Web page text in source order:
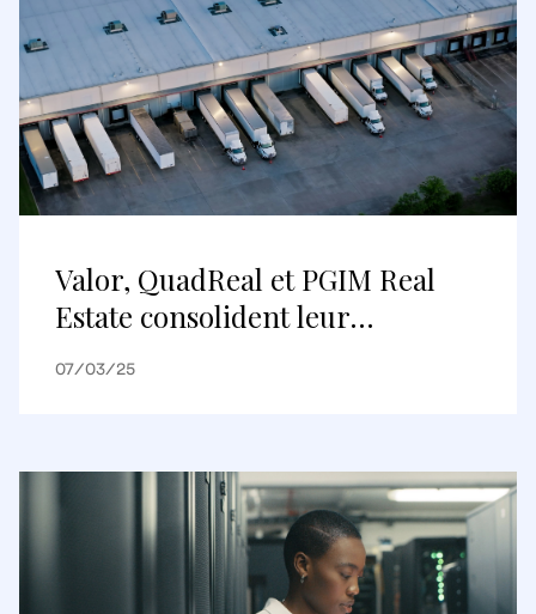
Valor, QuadReal et PGIM Real
Estate consolident leur
partenariat par un financement
de distribution de Tesco, à
07/03/25